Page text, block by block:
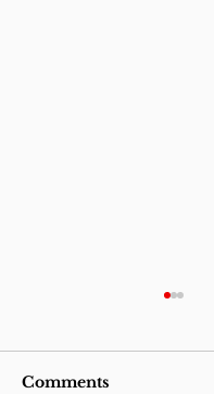
Comments